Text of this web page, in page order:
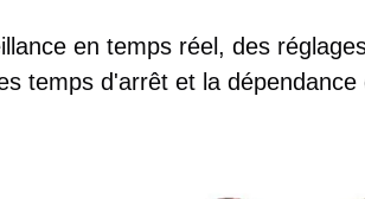
en temps réel, des
temps d'arrêt et la dépendance